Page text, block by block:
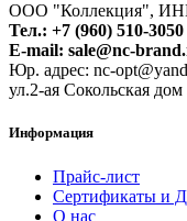
ООО "Коллекция",
Тел.: +7 (960) 510-3050
E-mail: sale@nc-
Юр. адрес: nc-
ул.2-ая Сокольская
Информация
Прайс-лист
Сертификаты и
О нас